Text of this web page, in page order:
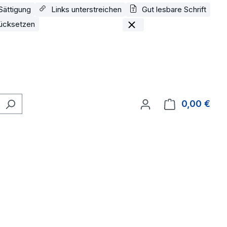
Links unterstreichen
Gut lesbare Schrift
0,00 €